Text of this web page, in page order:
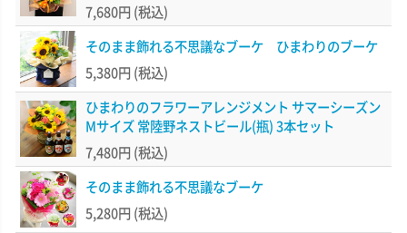
7,680円 (税込)
そのまま飾れる不思議なブーケ ひまわりのブーケ
5,380円 (税込)
ひまわりのフラワーアレンジメント サマーシーズン
Mサイズ 常陸野ネストビール(瓶) 3本セット
7,480円 (税込)
そのまま飾れる不思議なブーケ
5,280円 (税込)